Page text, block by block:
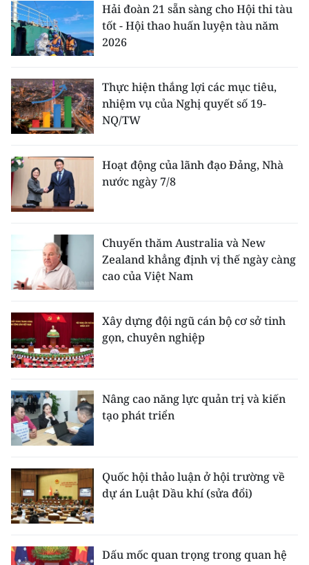
Hải đoàn 21 sẵn sàng cho Hội thi tàu
tốt - Hội thao huấn luyện tàu năm
2026
Thực hiện thắng lợi các mục tiêu,
nhiệm vụ của Nghị quyết số 19-
NQ/TW
Hoạt động của lãnh đạo Đảng, Nhà
nước ngày 7/8
Chuyến thăm Australia và New
Zealand khẳng định vị thế ngày càng
cao của Việt Nam
Xây dựng đội ngũ cán bộ cơ sở tinh
gọn, chuyên nghiệp
Nâng cao năng lực quản trị và kiến
tạo phát triển
Quốc hội thảo luận ở hội trường về
dự án Luật Dầu khí (sửa đổi)
Dấu mốc quan trọng trong quan hệ